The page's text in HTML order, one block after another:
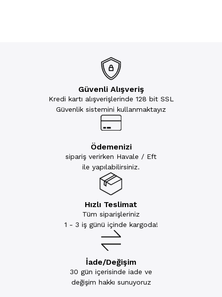
Güvenli Alışveriş
Kredi kartı alışverişlerinde 128 bit SSL
Güvenlik sistemini kullanmaktayız
Ödemenizi
sipariş verirken Havale / Eft
ile yapılabilirsiniz.
Hızlı Teslimat
Tüm siparişleriniz
1 - 3 iş günü içinde kargoda!
İade/Değişim
30 gün içerisinde iade ve
değişim hakkı sunuyoruz